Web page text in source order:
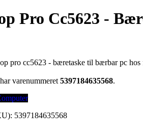
Pro Cc5623 -
pro cc5623 - bæretaske til bærbar pc hos
varenummeret5397184635568.
5397184635568